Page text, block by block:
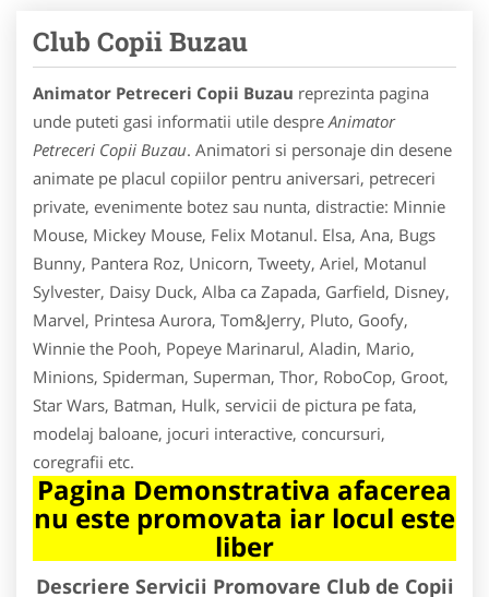
Club Copii Buzau
Animator Petreceri Copii Buzau reprezinta pagina
unde puteti gasi informatii utile despre Animator
Petreceri Copii Buzau. Animatori si personaje din desene
animate pe placul copiilor pentru aniversari, petreceri
private, evenimente botez sau nunta, distractie: Minnie
Mouse, Mickey Mouse, Felix Motanul. Elsa, Ana, Bugs
Bunny, Pantera Roz, Unicorn, Tweety, Ariel, Motanul
Sylvester, Daisy Duck, Alba ca Zapada, Garfield, Disney,
Marvel, Printesa Aurora, Tom&Jerry, Pluto, Goofy,
Winnie the Pooh, Popeye Marinarul, Aladin, Mario,
Minions, Spiderman, Superman, Thor, RoboCop, Groot,
Star Wars, Batman, Hulk, servicii de pictura pe fata,
modelaj baloane, jocuri interactive, concursuri,
coregrafii etc.
Pagina Demonstrativa afacerea
nu este promovata iar locul este
liber
Descriere Servicii Promovare Club de Copii